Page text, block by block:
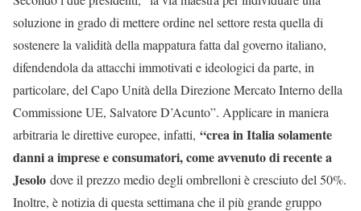
soluzione in grado di mettere ordine nel settore resta quella di
sostenere la validità della mappatura fatta dal governo italiano,
difendendola da attacchi immotivati e ideologici da parte, in
particolare, del Capo Unità della Direzione Mercato Interno della
Commissione UE, Salvatore D’Acunto”. Applicare in maniera
arbitraria le direttive europee, infatti, “crea in Italia solamente
danni a imprese e consumatori, come avvenuto di recente a
Jesolo dove il prezzo medio degli ombrelloni è cresciuto del 50%.
Inoltre, è notizia di questa settimana che il più grande gruppo